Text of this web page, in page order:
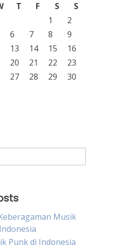
T F S
S
1
2
6 7 8
9
13 14 15
16
20 21 22
23
27 28 29
30
Musik
Punk di Indonesia